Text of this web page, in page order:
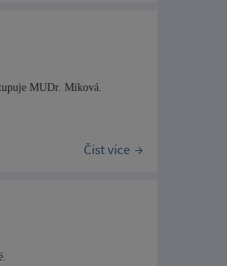
MUDr. Miková.
Číst více